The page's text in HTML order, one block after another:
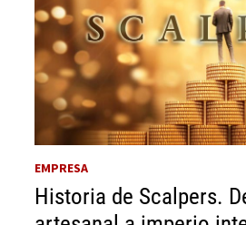
EMPRESA
Historia de Scalpers.